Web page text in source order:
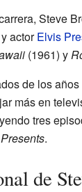
Steve
actorElvis
(1961) y
de los
más en
tres
.
de